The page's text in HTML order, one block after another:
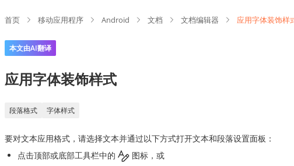
首页 移动应用程序 Android 文档 文档编辑器 应用字体装饰样
本文由AI翻译
应用字体装饰样式
段落格式 字体样式
要对文本应用格式，请选择文本并通过以下方式打开文本和段落设置面板：
点击顶部或底部工具栏中的
图标，或